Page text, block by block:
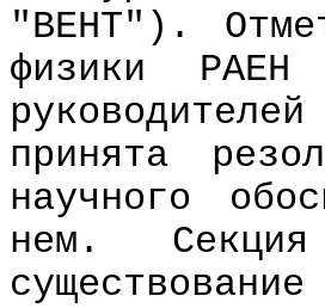
"ВЕHТ").
физики
принята
научного
нем.